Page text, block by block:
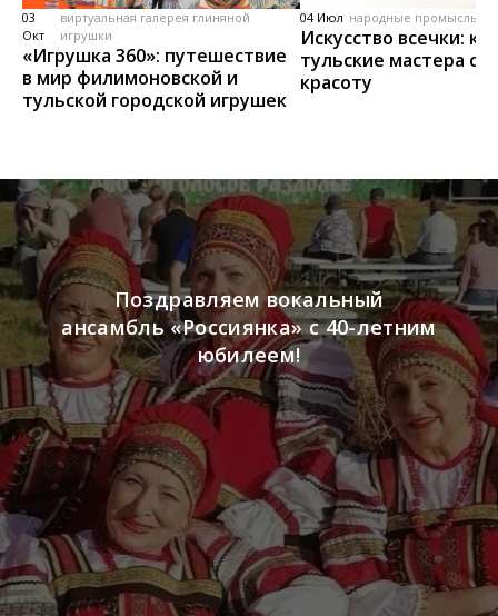
03
Окт
виртуальная галерея глиняной
игрушки
«Игрушка 360»: путешествие
в мир филимоновской и
тульской городской игрушек
04 Июл народные промыслы,
Искусство всечки: как
тульские мастера
красоту
Поздравляем вокальный
ансамбль «Россиянка» с 40-летним
юбилеем!